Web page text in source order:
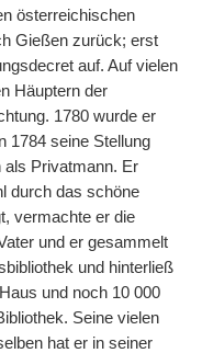
österreichischen
Gießen zurück; erst
auf. Auf vielen
Häuptern der
1780 wurde er
1784 seine Stellung
als Privatmann. Er
durch das schöne
vermachte er die
und er gesammelt
und hinterließ
und noch 10 000
Seine vielen
hat er in seiner